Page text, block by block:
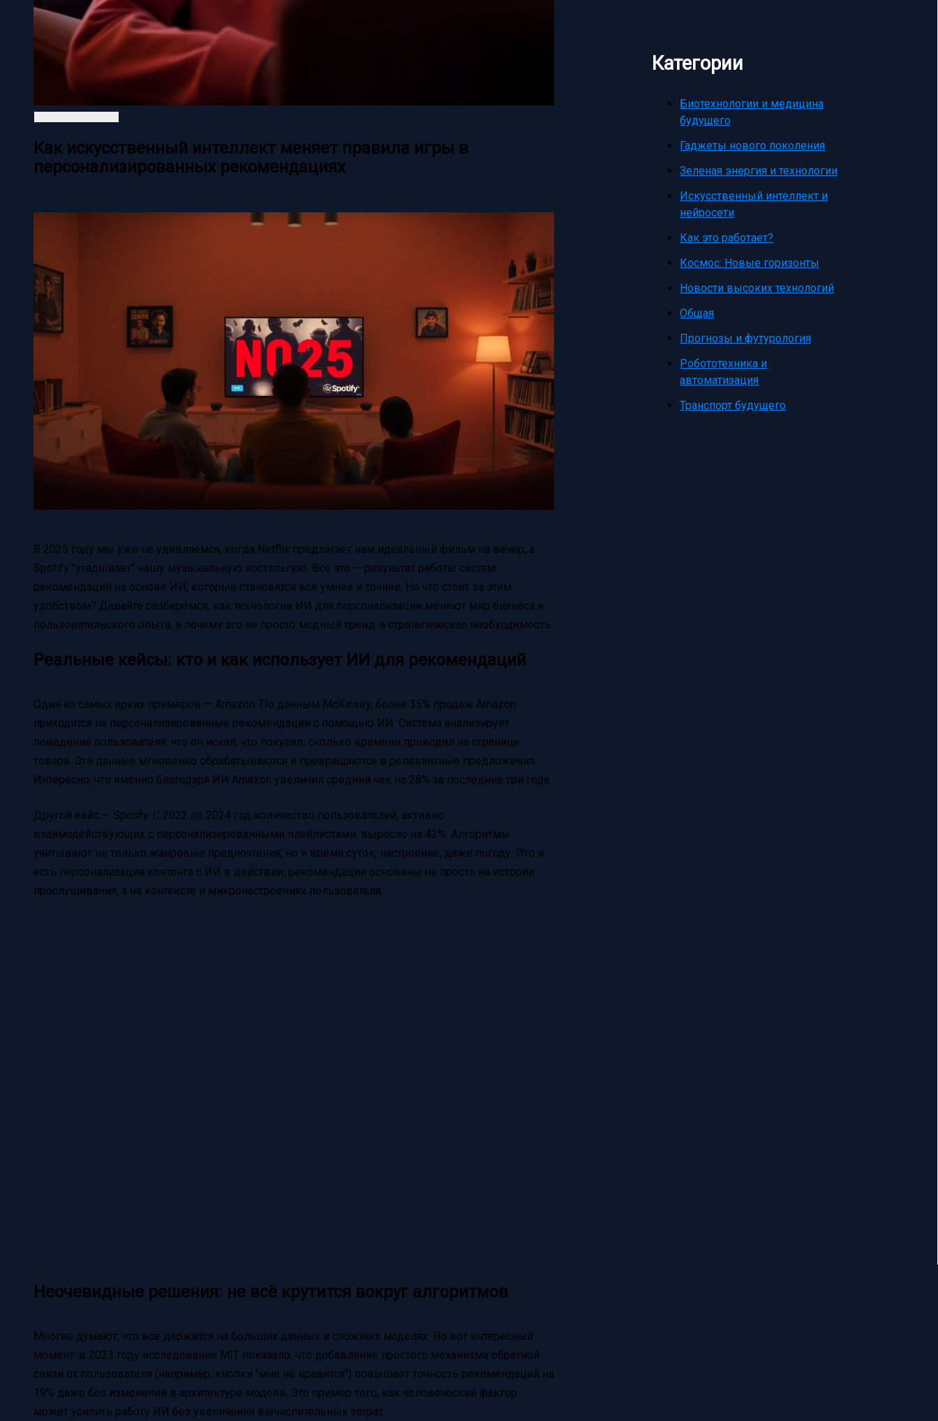
Как искусственный интеллект меняет правила игры в
персонализированных рекомендациях
В 2025 году мы уже не удивляемся, когда Netflix предлагает нам идеальный фильм на вечер, а
Spotify "угадывает" нашу музыкальную ностальгию. Всё это — результат работы систем
рекомендаций на основе ИИ, которые становятся всё умнее и точнее. Но что стоит за этим
удобством? Давайте разберёмся, как технологии ИИ для персонализации меняют мир бизнеса и
пользовательского опыта, и почему это не просто модный тренд, а стратегическая необходимость.
Реальные кейсы: кто и как использует ИИ для рекомендаций
Один из самых ярких примеров — Amazon. По данным McKinsey, более 35% продаж Amazon
приходится на персонализированные рекомендации с помощью ИИ. Система анализирует
поведение пользователя: что он искал, что покупал, сколько времени проводил на странице
товара. Эти данные мгновенно обрабатываются и превращаются в релевантные предложения.
Интересно, что именно благодаря ИИ Amazon увеличил средний чек на 28% за последние три года.
Другой кейс — Spotify. С 2022 по 2024 год количество пользователей, активно
взаимодействующих с персонализированными плейлистами, выросло на 42%. Алгоритмы
учитывают не только жанровые предпочтения, но и время суток, настроение, даже погоду. Это и
есть персонализация контента с ИИ в действии: рекомендации основаны не просто на истории
прослушивания, а на контексте и микронастроениях пользователя.
Неочевидные решения: не всё крутится вокруг алгоритмов
Многие думают, что всё держится на больших данных и сложных моделях. Но вот интересный
момент: в 2023 году исследование MIT показало, что добавление простого механизма обратной
связи от пользователя (например, кнопки "мне не нравится") повышает точность рекомендаций на
19% даже без изменений в архитектуре модели. Это пример того, как человеческий фактор
может усилить работу ИИ без увеличения вычислительных затрат.
Категории
Биотехнологии и медицина
будущего
Гаджеты нового поколения
Зеленая энергия и технологии
Искусственный интеллект и
нейросети
Как это работает?
Космос: Новые горизонты
Новости высоких технологий
Общая
Прогнозы и футурология
Робототехника и
автоматизация
Транспорт будущего